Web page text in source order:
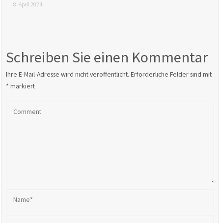
8. April 2024
Schreiben Sie einen Kommentar
Ihre E-Mail-Adresse wird nicht veröffentlicht. Erforderliche Felder sind mit
* markiert